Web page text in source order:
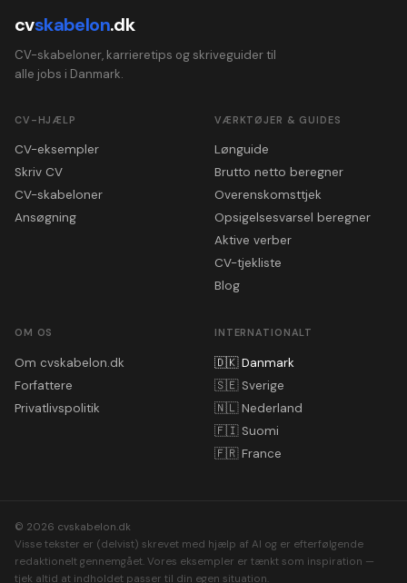
cvskabelon.dk
CV-skabeloner, karrieretips og skriveguider til
alle jobs i Danmark.
CV-HJÆLP
CV-eksempler
Skriv CV
CV-skabeloner
Ansøgning
VÆRKTØJER & GUIDES
Lønguide
Brutto netto beregner
Overenskomsttjek
Opsigelsesvarsel beregner
Aktive verber
CV-tjekliste
Blog
OM OS
Om cvskabelon.dk
Forfattere
Privatlivspolitik
INTERNATIONALT
🇩🇰 Danmark
🇸🇪 Sverige
🇳🇱 Nederland
🇫🇮 Suomi
🇫🇷 France
© 2026 cvskabelon.dk
Visse tekster er (delvist) skrevet med hjælp af AI og er efterfølgende
redaktionelt gennemgået. Vores eksempler er tænkt som inspiration —
tjek altid at indholdet passer til din egen situation.